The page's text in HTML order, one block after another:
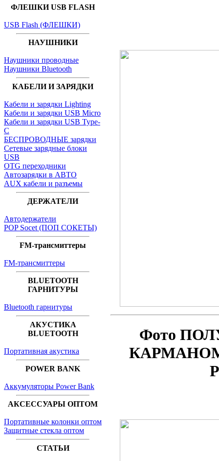
ФЛЕШКИ USB FLASH
USB Flash (ФЛЕШКИ)
НАУШНИКИ
Наушники проводные
Наушники Bluetooth
КАБЕЛИ И ЗАРЯДКИ
Кабели и зарядки Lighting
Кабели и зарядки USB Micro
Кабели и зарядки USB Type-
C
БЕСПРОВОДНЫЕ зарядки
Сетевые зарядные блоки
USB
OTG переходники
Автозарядки в АВТО
AUX кабели и разъемы
ДЕРЖАТЕЛИ
Автодержатели
POP Socet (ПОП СОКЕТЫ)
FM-трансмиттеры
FM-трансмиттеры
BLUETOOTH
ГАРНИТУРЫ
Bluetooth гарнитуры
АКУСТИКА
BLUETOOTH
Портативная акустика
POWER BANK
Аккумуляторы Power Bank
АКСЕССУАРЫ ОПТОМ
Портативные колонки оптом
Защитные стекла оптом
СТАТЬИ
Фото
КАРМАНОМ